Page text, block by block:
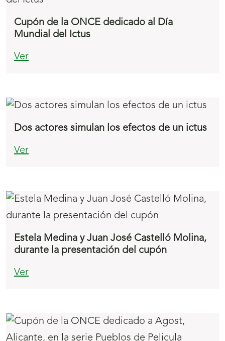
Cupón de la ONCE dedicado al Día
Mundial del Ictus
Ver
Dos actores simulan los efectos de un ictus
Ver
Estela Medina y Juan José Castelló Molina,
durante la presentación del cupón
Ver